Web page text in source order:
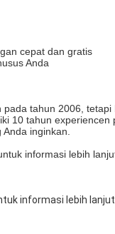
cepat dan gratis
Anda
pada tahun 2006,
10 tahun
inginkan.
informasi lebih
informasi lebih